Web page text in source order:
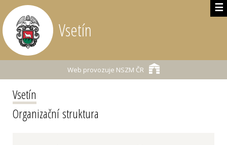
☰
Vsetín
Web provozuje NSZM ČR
Vsetín
Organizační struktura